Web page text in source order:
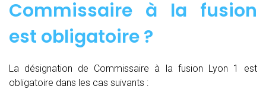
Commissaire à la fusion
est obligatoire ?
La désignation de Commissaire à la fusion Lyon 1 est
obligatoire dans les cas suivants :